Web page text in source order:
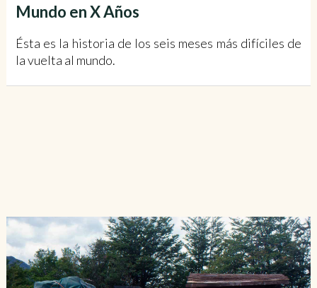
Mundo en X Años
Ésta es la historia de los seis meses más difíciles de
la vuelta al mundo.